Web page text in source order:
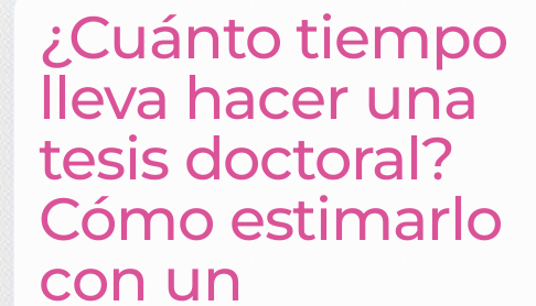
¿Cuánto tiempo
lleva hacer una
tesis doctoral?
Cómo estimarlo
con un